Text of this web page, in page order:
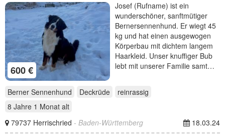
600 €
Josef (Rufname) ist ein
wunderschöner, sanftmütiger
Bernersennenhund. Er wiegt 45
kg und hat einen ausgewogen
Körperbau mit dichtem langem
Haarkleid. Unser knuffiger Bub
lebt mit unserer Familie samt…
Berner Sennenhund Deckrüde
reinrassig
8 Jahre 1 Monat alt
79737 Herrischried - Baden-Württemberg 18.03.24